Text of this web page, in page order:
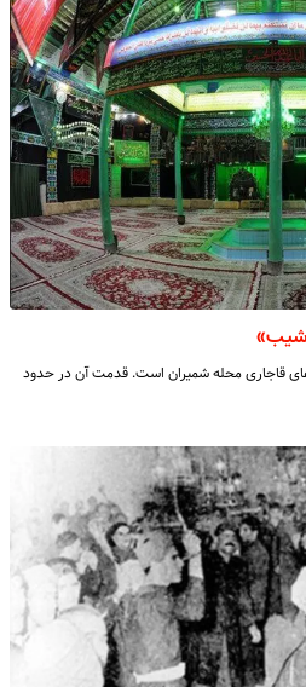
قاجاری محله شمیران است. قدمت آن در حدود